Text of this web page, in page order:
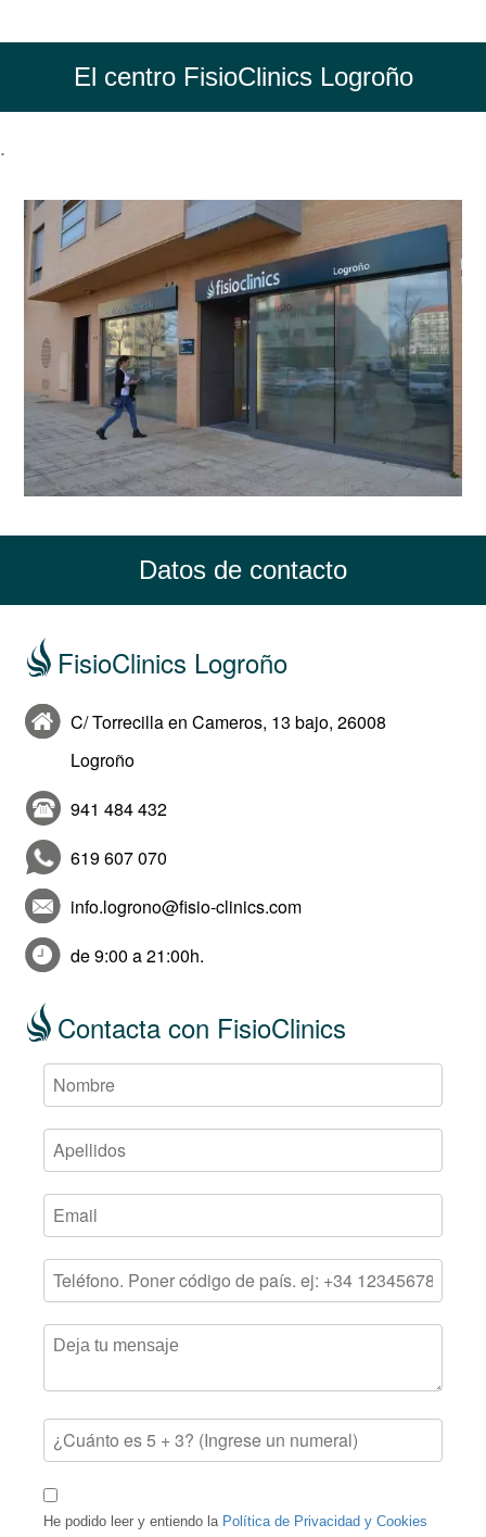
El centro FisioClinics Logroño
.
Datos de contacto
FisioClinics Logroño
C/ Torrecilla en Cameros, 13 bajo, 26008
Logroño
941 484 432
619 607 070
info.logrono@fisio-clinics.com
de 9:00 a 21:00h.
Contacta con FisioClinics
He podido leer y entiendo la Política de Privacidad y Cookies